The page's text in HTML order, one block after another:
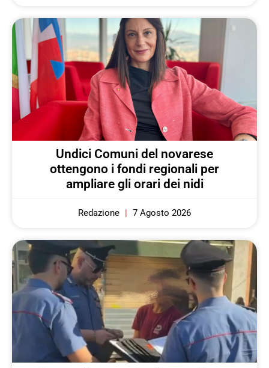
Undici Comuni del novarese
ottengono i fondi regionali per
ampliare gli orari dei nidi
Redazione 7 Agosto 2026